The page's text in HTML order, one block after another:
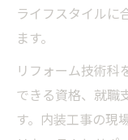
ライフスタイルに
ます。
リフォーム技術科
できる資格、就職
す。内装工事の現